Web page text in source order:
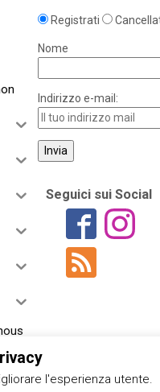
Registrati
Nome
Indirizzo e-mail:
Seguici sui Social
l'esperienza utente.